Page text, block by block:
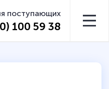
поступающих
100 59 38